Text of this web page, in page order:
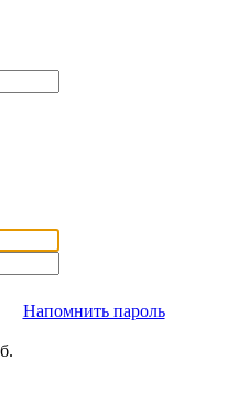
Напомнить пароль